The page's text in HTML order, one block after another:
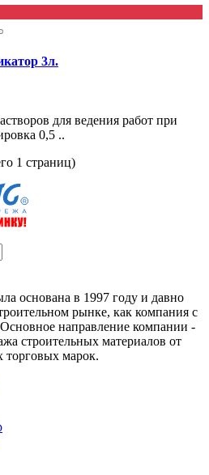
3л.
для ведения работ при
0,5 ..
1 страниц)
основана в 1997 году и давно
рынке, как компания с
направление компании -
строительных материалов от
торговых марок.